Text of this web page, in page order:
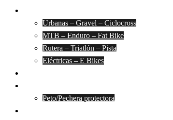
Urbanas – Gravel – Ciclocross
MTB – Enduro – Fat Bike
Rutera – Triatlón – Pista
Eléctricas – E Bikes
Peto/Pechera protectora